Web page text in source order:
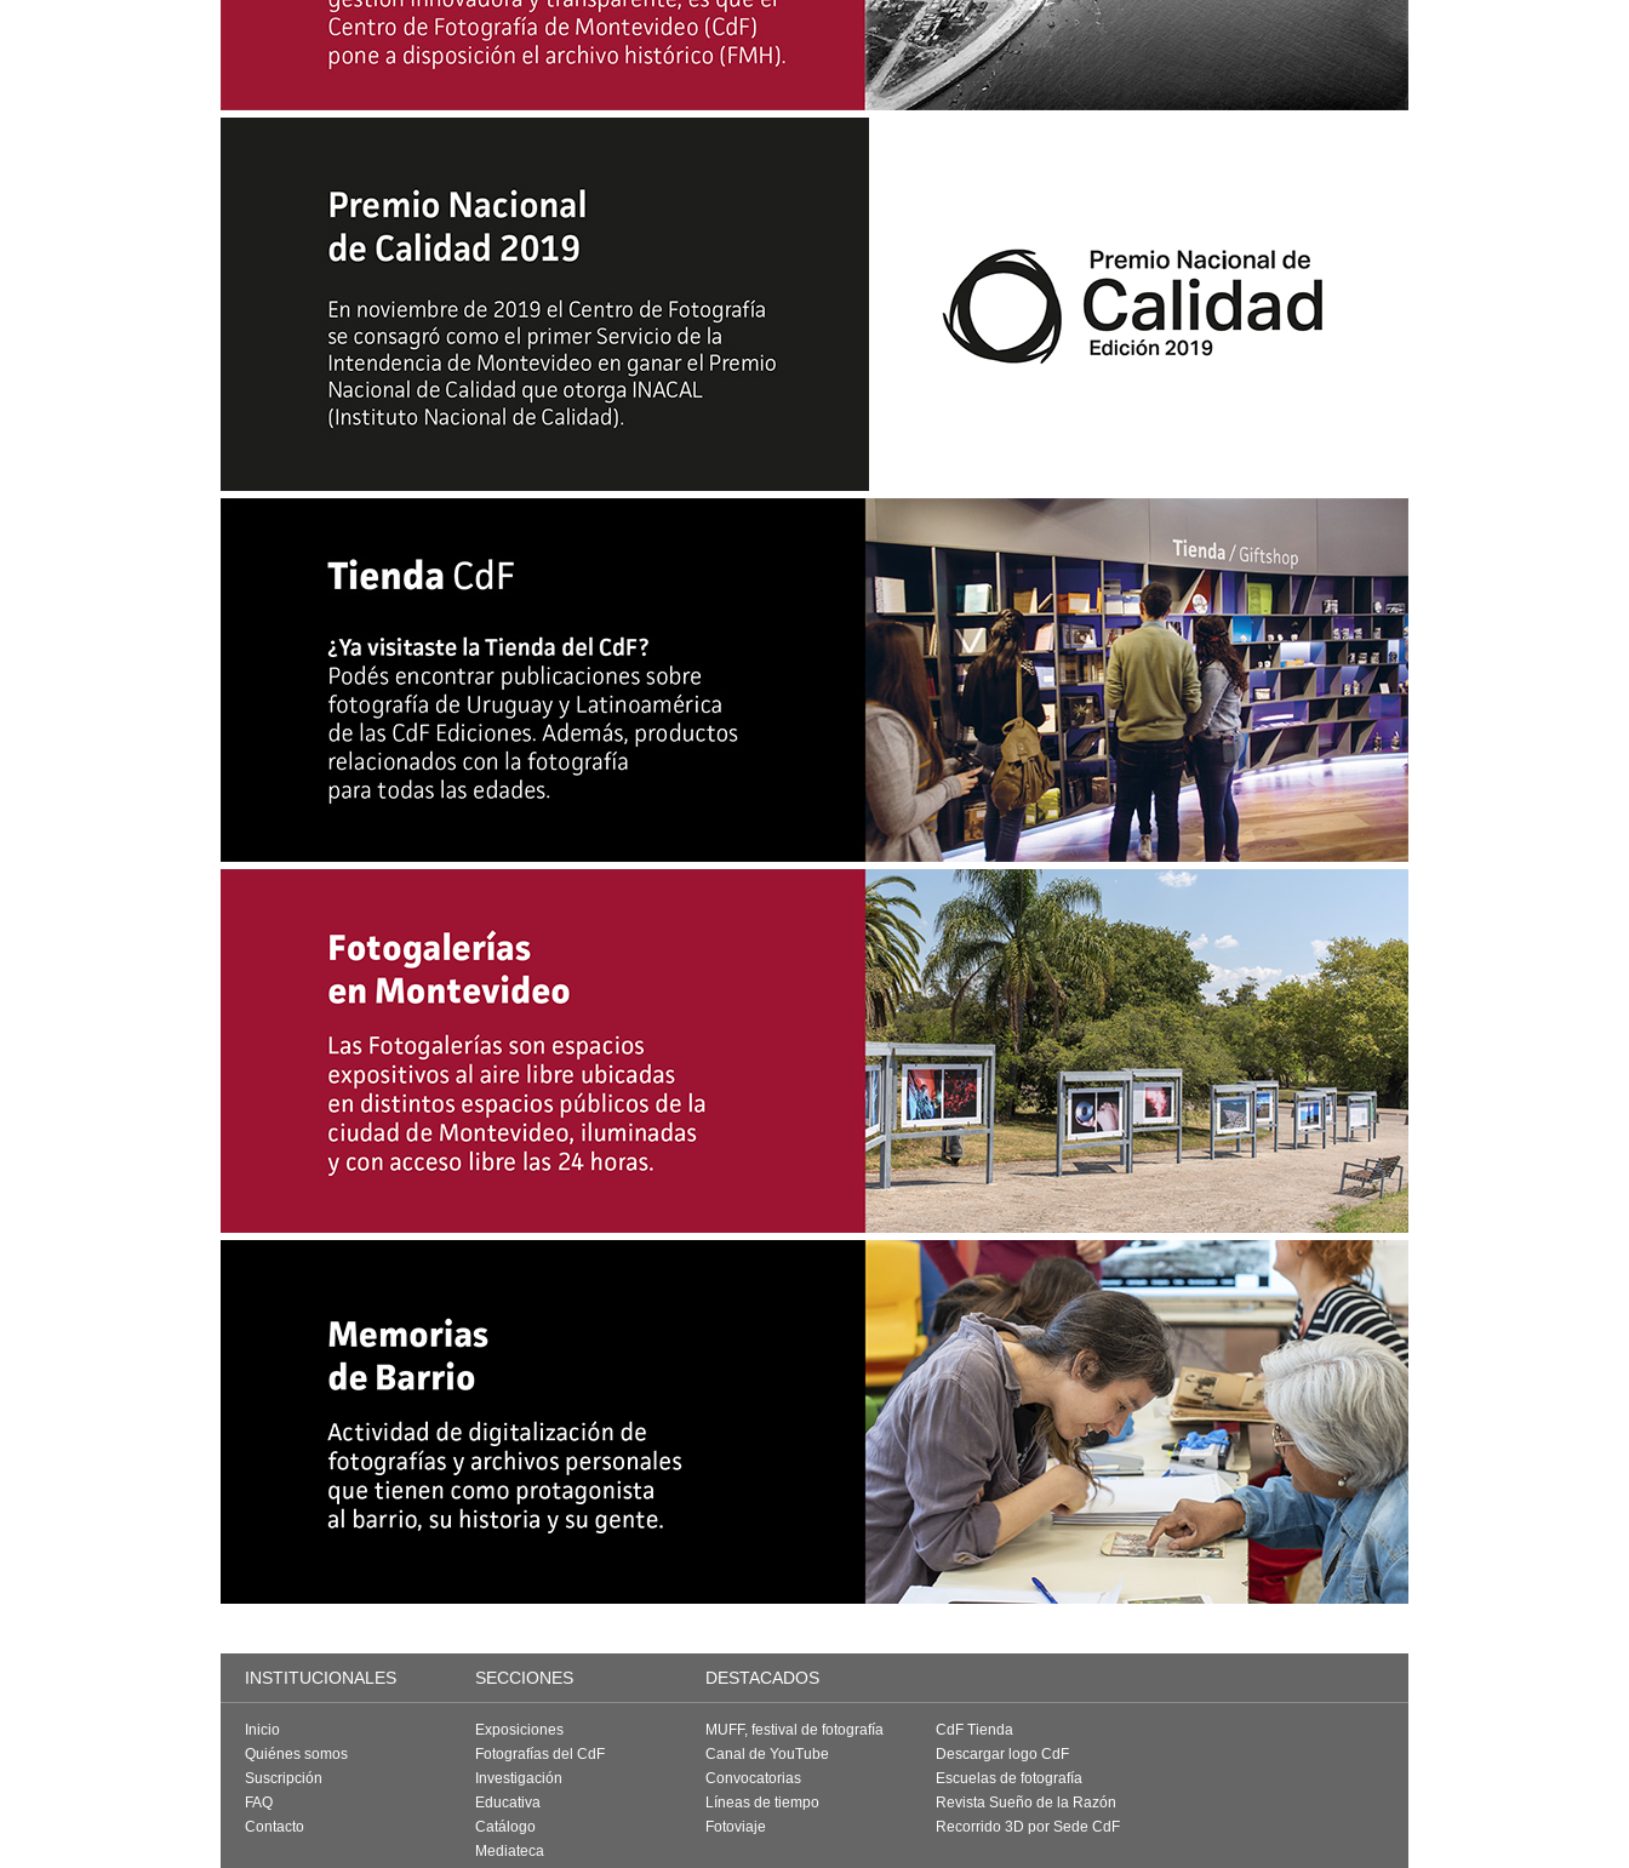
INSTITUCIONALES SECCIONES DESTACADOS
Inicio
Quiénes somos
Suscripción
FAQ
Contacto
Exposiciones
Fotografías del CdF
Investigación
Educativa
Catálogo
Mediateca
MUFF, festival de fotografía
Canal de YouTube
Convocatorias
Líneas de tiempo
Fotoviaje
CdF Tienda
Descargar logo CdF
Escuelas de fotografía
Revista Sueño de la Razón
Recorrido 3D por Sede CdF